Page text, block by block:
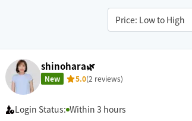
shinohara🌿
New 5.0(2 reviews)
Login Status: Within 3 hours